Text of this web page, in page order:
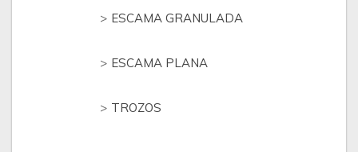
ESCAMA GRANULADA
ESCAMA PLANA
TROZOS